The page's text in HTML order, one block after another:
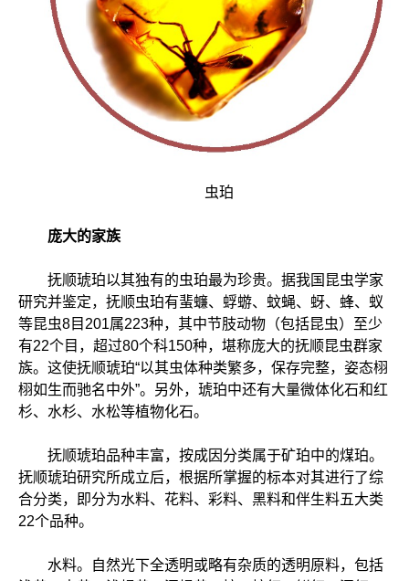
虫珀
庞大的家族
抚顺琥珀以其独有的虫珀最为珍贵。据我国昆虫学家
研究并鉴定，抚顺虫珀有蜚蠊、蜉蝣、蚊蝇、蚜、蜂、蚁
等昆虫8目201属223种，其中节肢动物（包括昆虫）至少
有22个目，超过80个科150种，堪称庞大的抚顺昆虫群家
族。这使抚顺琥珀“以其虫体种类繁多，保存完整，姿态栩
栩如生而驰名中外”。另外，琥珀中还有大量微体化石和红
杉、水杉、水松等植物化石。
抚顺琥珀品种丰富，按成因分类属于矿珀中的煤珀。
抚顺琥珀研究所成立后，根据所掌握的标本对其进行了综
合分类，即分为水料、花料、彩料、黑料和伴生料五大类
22个品种。
水料。自然光下全透明或略有杂质的透明原料，包括